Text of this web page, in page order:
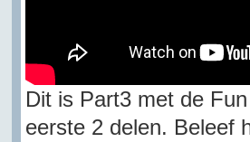
Dit is Part3 met de
eerste 2 delen. Beleef